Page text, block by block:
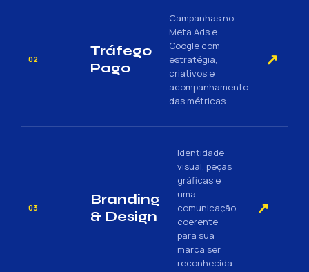
02
Tráfego
Pago
Campanhas no
Meta Ads e
Google com
estratégia,
criativos e
acompanhamento
das métricas.
↗
03
Branding
& Design
Identidade
visual, peças
gráficas e
uma
comunicação
coerente
para sua
marca ser
reconhecida.
↗